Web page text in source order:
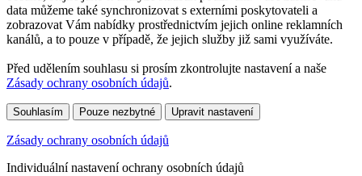
data můžeme také synchronizovat s externími poskytovateli a
zobrazovat Vám nabídky prostřednictvím jejich online reklamních
kanálů, a to pouze v případě, že jejich služby již sami využíváte.
Před udělením souhlasu si prosím zkontrolujte nastavení a naše
Zásady ochrany osobních údajů.
Souhlasím Pouze nezbytné Upravit nastavení
Zásady ochrany osobních údajů
Individuální nastavení ochrany osobních údajů